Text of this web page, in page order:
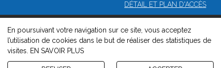
DÉTAIL ET PLAN D'ACCÈS
© 2026, Greffe du Tribunal de Commerce d' Aurillac -Mentions
légales-Contact -Gestion des cookies -Politique de
confidentialité et de cookies
Version : 1.8.1
En poursuivant votre navigation sur ce site, vous acceptez
l’utilisation de cookies dans le but de réaliser des statistiques de
visites.
EN SAVOIR PLUS